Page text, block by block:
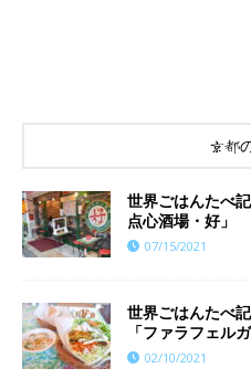
京都
世界ごはんたべ
点心酒場・好」
07/15/2021
世界ごはんたべ
「ファラフェル
02/10/2021